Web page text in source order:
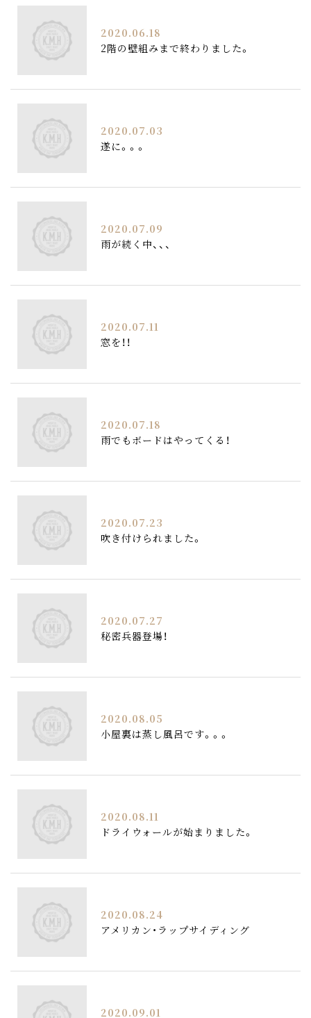
2020.06.18
2階の壁組みまで終わりました。
2020.07.03
遂に。。。
2020.07.09
雨が続く中、、、
2020.07.11
窓を！！
2020.07.18
雨でもボードはやってくる！
2020.07.23
吹き付けられました。
2020.07.27
秘密兵器登場！
2020.08.05
小屋裏は蒸し風呂です。。。
2020.08.11
ドライウォールが始まりました。
2020.08.24
アメリカン・ラップサイディング
2020.09.01